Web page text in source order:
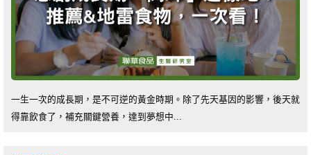
一生一次的成長期，是不可逆的黃金時期。除了先天基因的影響，後天就
得靠飲食了，補充關鍵營養，達到夢想中...